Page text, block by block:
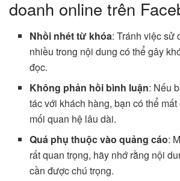
doanh online trên
Nhồi nhét từ khóa: Tránh việc sử
nhiều trong nội dung có thể gây
đọc.
Không phản hồi bình luận: Nếu
tác với khách hàng, bạn có thể
mối quan hệ lâu dài.
Quá phụ thuộc vào quảng cáo:
rất quan trọng, hãy nhớ rằng nội
cần được chú trọng.